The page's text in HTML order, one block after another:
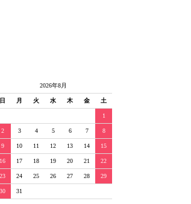
2026年8月
日 月 火 水 木 金 土
1
2 3 4 5 6 7 8
9 10 11 12 13 14 15
16 17 18 19 20 21 22
23 24 25 26 27 28 29
30 31